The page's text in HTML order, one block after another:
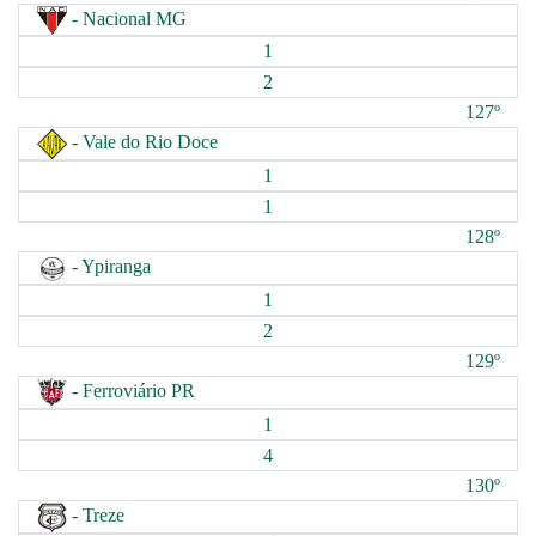
- Nacional MG
1
2
127º
- Vale do Rio Doce
1
1
128º
- Ypiranga
1
2
129º
- Ferroviário PR
1
4
130º
- Treze